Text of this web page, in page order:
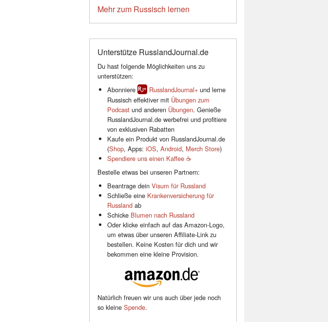
Mehr zum Russisch lernen
Unterstütze RusslandJournal.de
Du hast folgende Möglichkeiten uns zu
unterstützen:
Abonniere
RusslandJournal+und lerne
Russisch effektiver mit Übungen zum
Podcastund anderen Übungen. Genieße
RusslandJournal.de werbefrei und profitiere
von exklusiven Rabatten
Kaufe ein Produkt von RusslandJournal.de
(Shop, Apps: iOS, Android, Merch Store)
Spendiere uns einen Kaffee ☕️
Bestelle etwas bei unseren Partnern:
Beantrage dein Visum für Russland
Schließe eine Krankenversicherung für
Russlandab
Schicke Blumen nach Russland
Oder klicke einfach auf das Amazon-Logo,
um etwas über unseren Affiliate-Link zu
bestellen. Keine Kosten für dich und wir
bekommen eine kleine Provision.
Natürlich freuen wir uns auch über jede noch
so kleine Spende.